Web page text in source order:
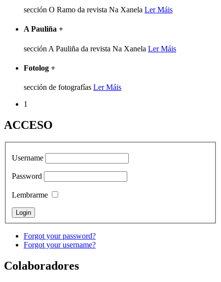
sección O Ramo da revista Na Xanela Ler Máis
A Pauliña +
sección A Pauliña da revista Na Xanela Ler Máis
Fotolog +
sección de fotografías Ler Máis
1
ACCESO
Username
Password
Lembrarme
Forgot your password?
Forgot your username?
Colaboradores